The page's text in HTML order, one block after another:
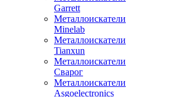
Garrett
Металлоискатели
Minelab
Металлоискатели
Tianxun
Металлоискатели
Сварог
Металлоискатели
Asgoelectronics